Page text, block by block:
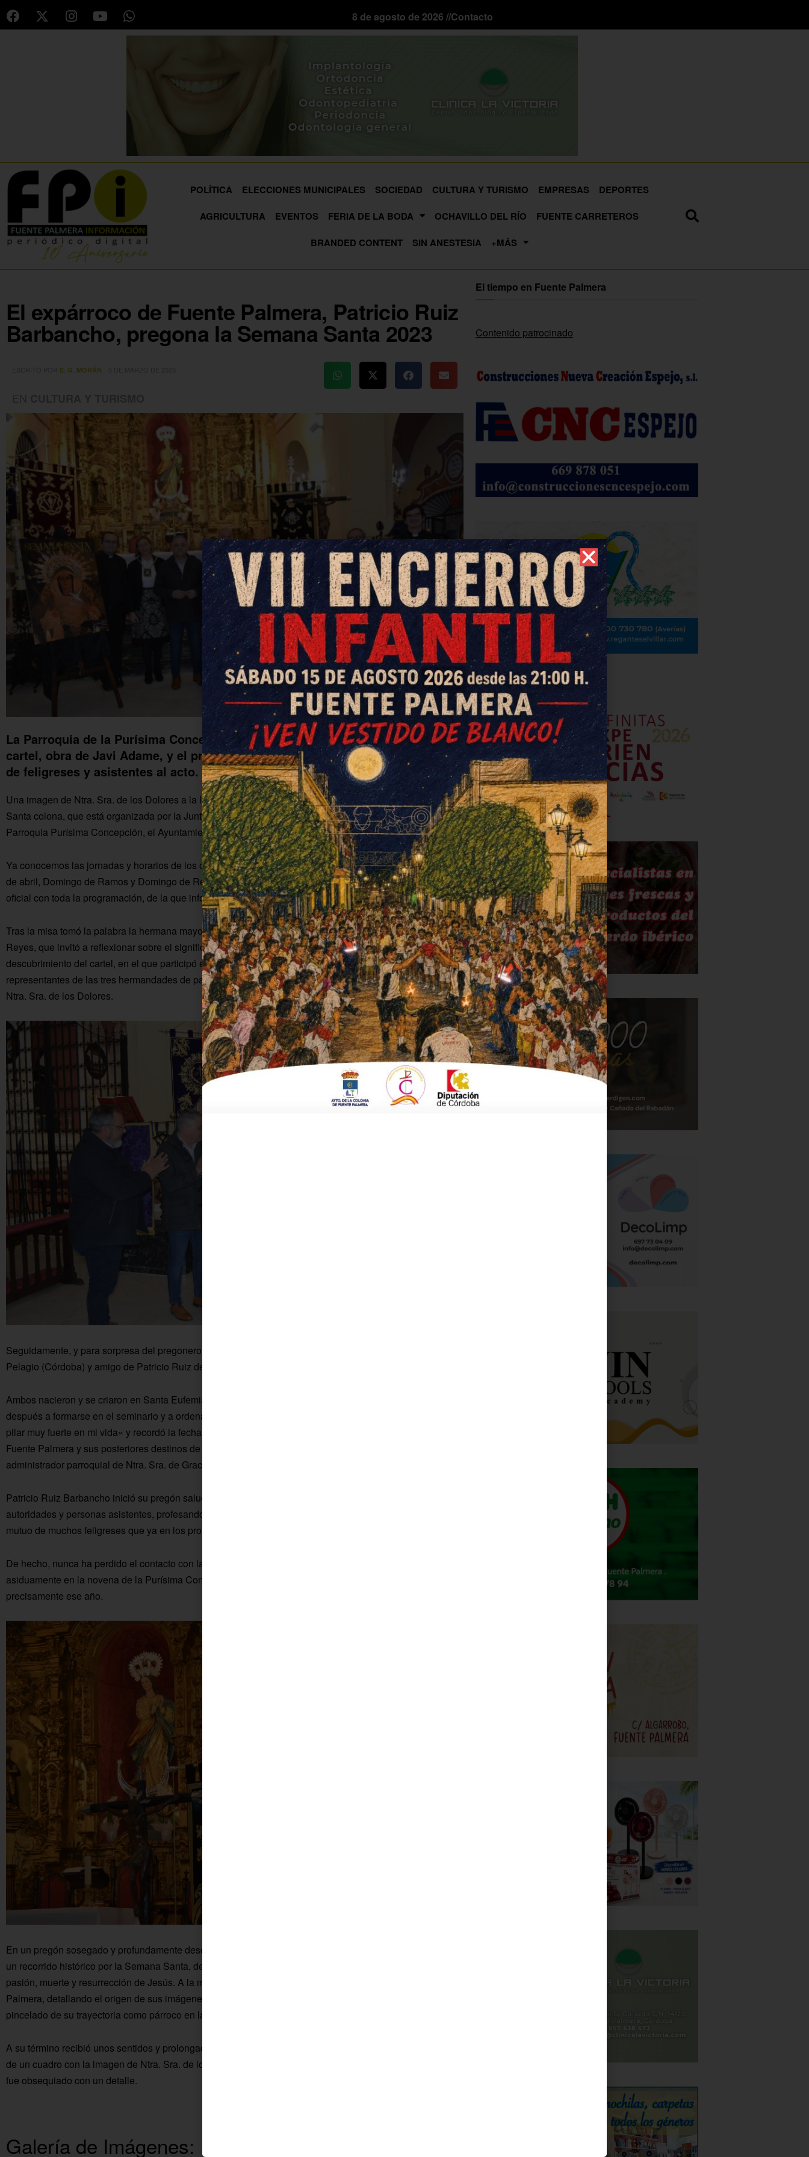
8 de agosto de 2026 //Contacto
POLÍTICA ELECCIONES MUNICIPALES SOCIEDAD CULTURA Y TURISMO EMPRESAS
DEPORTES
AGRICULTURA
EVENTOS FERIA DE LA BODA OCHAVILLO DEL RÍO
FUENTE CARRETEROS
BRANDED CONTENT
SIN ANESTESIA +MÁS
El expárroco de Fuente Palmera, Patricio Ruiz
Barbancho, pregona la Semana Santa 2023
E. G. MORÁN
La Parroquia de la Purísima Concepción acogió anoche la presentación del
cartel, obra de Javi Adame, y el pregón de Patricio Ruiz, que recibió el cariño
de feligreses y asistentes al acto.
Una imagen de Ntra. Sra. de los Dolores a la luz de las velas protagoniza este año el cartel de la Semana
Santa colona, que está organizada por la Junta de Hermandades y cuenta con la colaboración de la
Parroquia Purísima Concepción, el Ayuntamiento de Fuente Palmera y la Diputación de Córdoba.
Ya conocemos las jornadas y horarios de los cultos y procesiones. Los días grandes comprenden del 2 al 9
de abril, Domingo de Ramos y Domingo de Resurrección. Anoche se repartió entre los asistentes el boletín
oficial con toda la programación, de la que informaremos próximamente.
Tras la misa tomó la palabra la hermana mayor de la Hermandad de Nuestra Señora de los Dolores, María
Reyes, que invitó a reflexionar sobre el significado de la Semana Santa. A continuación dio paso al
descubrimiento del cartel, en el que participó el alcalde de la Colonia, Francisco Javier Ruiz, y
representantes de las tres hermandades de pasión, Cristo de la Sangre, Ntro. Padre Jesús Nazareno y
Ntra. Sra. de los Dolores.
Seguidamente, y para sorpresa del pregonero, María Reyes invitó al atril a Jesús Linares, párroco de San
Pelagio (Córdoba) y amigo de Patricio Ruiz desde la infancia, que se encargó de su presentación.
Ambos nacieron y se criaron en Santa Eufemia, surgiendo una gran amistad desde niños que les llevaría
después a formarse en el seminario y a ordenarse como curas. Linares señaló que Patricio Ruiz «es un
pilar muy fuerte en mi vida» y recordó la fecha de su ordenación (25-6-2005), su paso de diez años por
Fuente Palmera y sus posteriores destinos de Hinojosa del Duque y Guadalcázar, donde actualmente es
administrador parroquial de Ntra. Sra. de Gracia.
Patricio Ruiz Barbancho inició su pregón saludando a los párrocos de la Colonia, hermandades,
autoridades y personas asistentes, profesando el cariño que le tiene a nuestro pueblo. Un sentimiento
mutuo de muchos feligreses que ya en los prolegómenos del acto lo saludaron y felicitaron efusivamente.
De hecho, nunca ha perdido el contacto con la parroquia. Desde que se marchó en 2015, ha participado
asiduamente en la novena de la Purísima Concepción, siendo pregonero de las fiestas de la patrona
precisamente ese año.
En un pregón sosegado y profundamente descriptivo de algo más de media hora, Patricio Ruiz ha hecho
un recorrido histórico por la Semana Santa, deteniéndose en el significado de los días del misterio de la
pasión, muerte y resurrección de Jesús. A la misma vez lo ha conectado con la Semana Santa de Fuente
Palmera, detallando el origen de sus imágenes, deteniéndose en sus hermandades y con alguna
pincelado de su trayectoria como párroco en la Colonia.
A su término recibió unos sentidos y prolongados aplausos de las personas asistentes, además del regalo
de un cuadro con la imagen de Ntra. Sra. de los Dolores por parte de la Hermandad. Jesús Linares también
fue obsequiado con un detalle.
Galería de Imágenes:
El tiempo en Fuente Palmera
Contenido patrocinado